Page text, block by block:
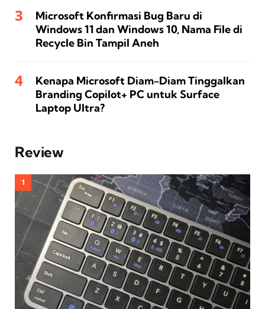
Microsoft Konfirmasi Bug Baru di
Windows 11 dan Windows 10, Nama File di
Recycle Bin Tampil Aneh
Kenapa Microsoft Diam-Diam Tinggalkan
Branding Copilot+ PC untuk Surface
Laptop Ultra?
Review